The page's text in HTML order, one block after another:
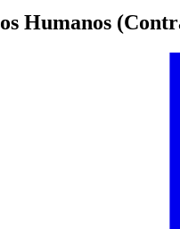
Humanos